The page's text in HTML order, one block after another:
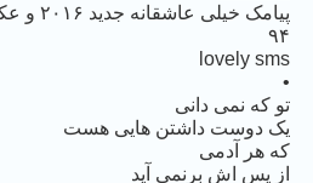
پیامک
۹۴
lovely sms
•
تو که نمى دانی
یک دوست داشتن هایی هست
که هر آدمی
از پس اش برنمى آید